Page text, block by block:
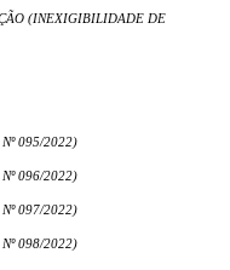
(INEXIGIBILIDADE DE
095/2022)
096/2022)
097/2022)
098/2022)